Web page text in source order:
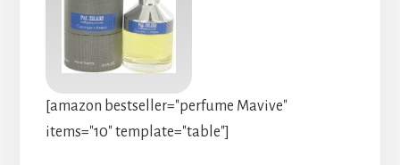
[amazon bestseller="perfume Mavive"
items="10" template="table"]